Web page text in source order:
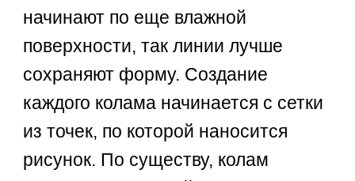
начинают по еще влажной
поверхности, так линии лучше
сохраняют форму. Создание
каждого колама начинается с сетки
из точек, по которой наносится
рисунок. По существу, колам